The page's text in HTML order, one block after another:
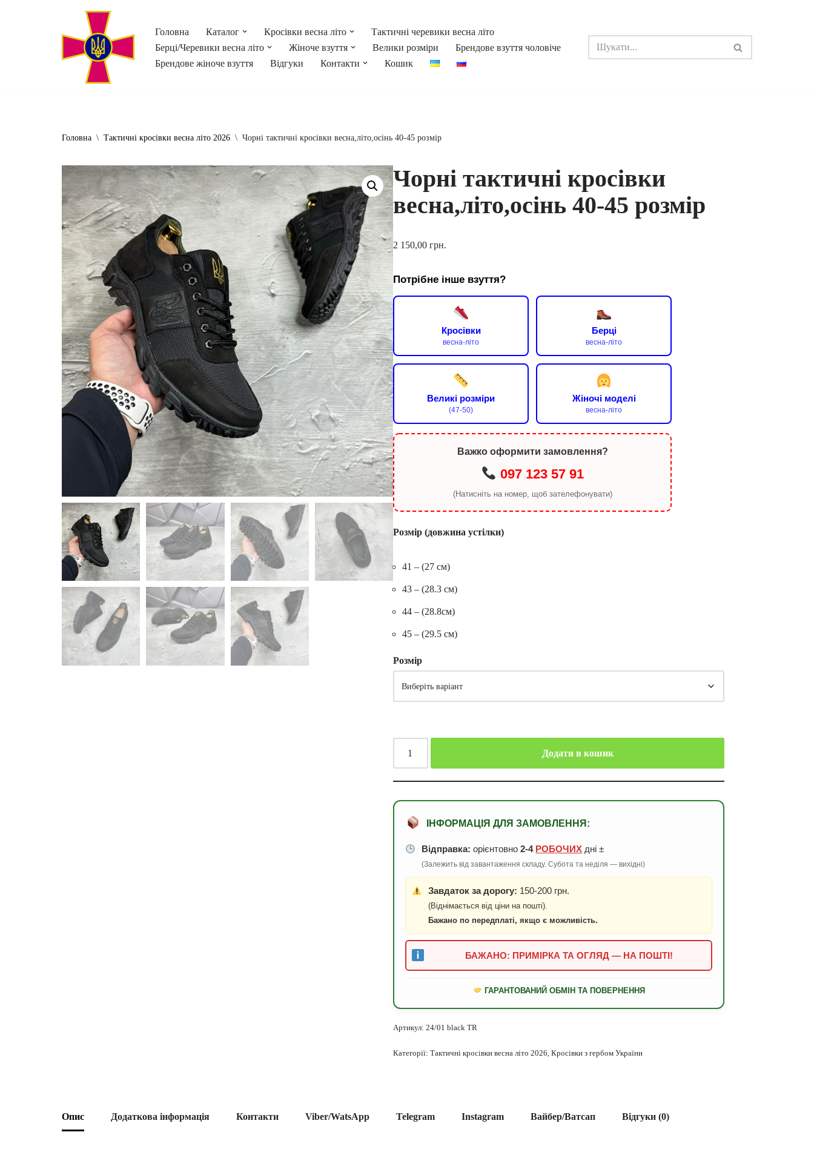
Головна Каталог Кросівки весна літо
Тактичні черевики весна літо
Берці/Черевики весна літо
Жіноче взуття Велики розміри
Брендове взуття чоловіче
Брендове жіноче взуття
Відгуки Контакти Кошик
Головна \ Тактичні кросівки весна літо 2026 \ Чорні тактичні кросівки весна,літо,осінь 40-45 розмір
Чорні тактичні кросівки
весна,літо,осінь 40-45 розмір
2 150,00грн.
Потрібне інше взуття?
Кросівки
весна-літо
Берці
весна-літо
Великі розміри
(47-50)
Жіночі моделі
весна-літо
Важко оформити замовлення?
097 123 57 91
(Натисніть на номер, щоб зателефонувати)
Розмір (довжина устілки)
41 – (27 см)
43 – (28.3 см)
44 – (28.8см)
45 – (29.5 см)
Розмір
Додати в кошик
ІНФОРМАЦІЯ ДЛЯ ЗАМОВЛЕННЯ:
Відправка: орієнтовно2-4 РОБОЧИХ дні ±
(Залежить від завантаження складу. Субота та неділя — вихідні)
Завдаток за дорогу: 150-200 грн.
(Віднімається від ціни на пошті).
Бажано по передплаті, якщо є можливість.
БАЖАНО: ПРИМІРКА ТА ОГЛЯД — НА ПОШТІ!
ГАРАНТОВАНИЙ ОБМІН ТА ПОВЕРНЕННЯ
Артикул:24/01 black TR
Категорії:Тактичні кросівки весна літо 2026,Кросівки з гербом України
Опис Додаткова інформація Контакти Viber/WatsApp Telegram Instagram Вайбер/Ватсап Відгуки (0)